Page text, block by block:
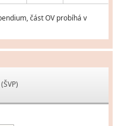
část OV probíhá v